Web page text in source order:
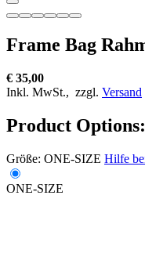
Frame Bag
€ 35,00
Inkl. MwSt., zzgl. Versand
Product Options:
Größe: ONE-SIZE Hilfe
ONE-SIZE